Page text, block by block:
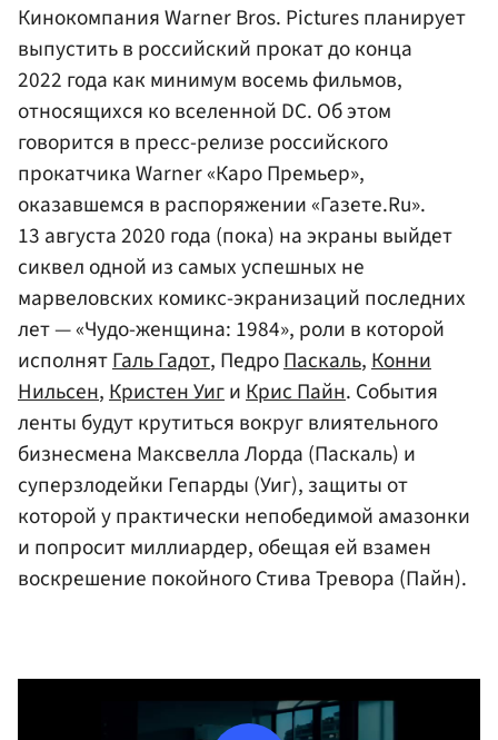
Кинокомпания Warner Bros. Pictures планирует
выпустить в российский прокат до конца
2022 года как минимум восемь фильмов,
относящихся ко вселенной DC. Об этом
говорится в пресс-релизе российского
прокатчика Warner «Каро Премьер»,
оказавшемся в распоряжении «Газете.Ru».
13 августа 2020 года (пока) на экраны выйдет
сиквел одной из самых успешных не
марвеловских комикс-экранизаций последних
лет — «Чудо-женщина: 1984», роли в которой
исполнятГаль Гадот, ПедроПаскаль,Конни
Нильсен,Кристен УигиКрис Пайн. События
ленты будут крутиться вокруг влиятельного
бизнесмена Максвелла Лорда (Паскаль) и
суперзлодейки Гепарды (Уиг), защиты от
которой у практически непобедимой амазонки
и попросит миллиардер, обещая ей взамен
воскрешение покойного Стива Тревора (Пайн).